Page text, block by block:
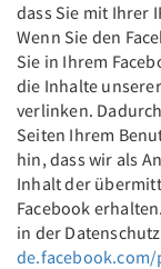
dass Sie mit Ihrer
Wenn Sie den
Sie in Ihrem
die Inhalte
verlinken.
Seiten Ihrem
hin, dass wir als
Inhalt der
Facebook
in der